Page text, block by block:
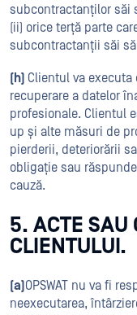
subcontractanților săi
(ii) orice terță parte
subcontractanții săi
(h) Clientul va
recuperare a datelor
profesionale. Clientul
up și alte măsuri de
pierderii, deteriorării
obligație sau
cauză.
5. ACTE SAU
CLIENTULUI.
(a)OPSWAT nu va fi
neexecutarea,